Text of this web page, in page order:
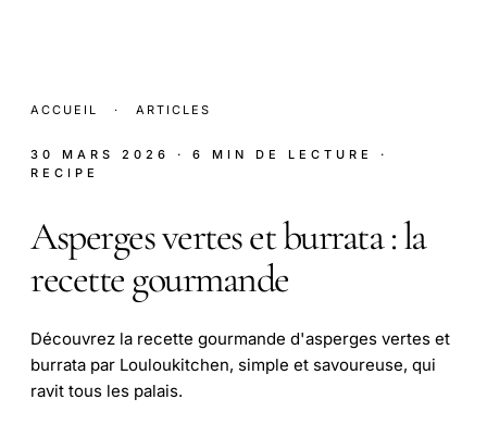
ACCUEIL · ARTICLES
30 MARS 2026 · 6 MIN DE LECTURE
·
RECIPE
Asperges vertes et burrata : la
recette gourmande
Découvrez la recette gourmande d'asperges vertes et
burrata par Louloukitchen, simple et savoureuse, qui
ravit tous les palais.